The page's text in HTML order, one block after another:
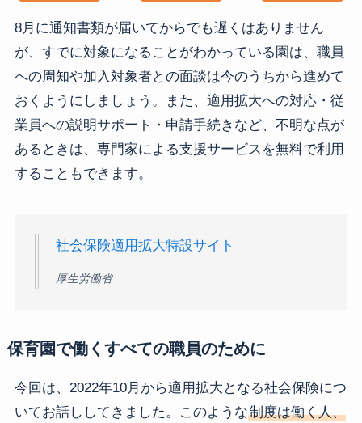
8月に通知書類が届いてからでも遅くはありません
が、すでに対象になることがわかっている園は、職員
への周知や加入対象者との面談は今のうちから進めて
おくようにしましょう。また、適用拡大への対応・従
業員への説明サポート・申請手続きなど、不明な点が
あるときは、専門家による支援サービスを無料で利用
することもできます。
社会保険適用拡大特設サイト
厚生労働省
保育園で働くすべての職員のために
今回は、2022年10月から適用拡大となる社会保険につ
いてお話ししてきました。このような制度は働く人、